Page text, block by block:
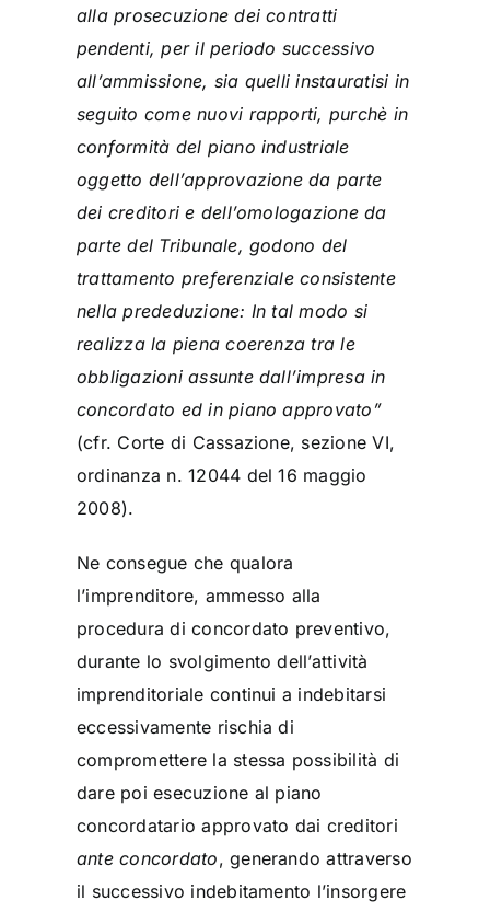
alla prosecuzione dei contratti
pendenti, per il periodo successivo
all’ammissione, sia quelli instauratisi in
seguito come nuovi rapporti, purchè in
conformità del piano industriale
oggetto dell’approvazione da parte
dei creditori e dell’omologazione da
parte del Tribunale, godono del
trattamento preferenziale consistente
nella prededuzione: In tal modo si
realizza la piena coerenza tra le
obbligazioni assunte dall’impresa in
concordato ed in piano approvato”
(cfr. Corte di Cassazione, sezione VI,
ordinanza n. 12044 del 16 maggio
2008).
Ne consegue che qualora
l’imprenditore, ammesso alla
procedura di concordato preventivo,
durante lo svolgimento dell’attività
imprenditoriale continui a indebitarsi
eccessivamente rischia di
compromettere la stessa possibilità di
dare poi esecuzione al piano
concordatario approvato dai creditori
ante concordato, generando attraverso
il successivo indebitamento l’insorgere